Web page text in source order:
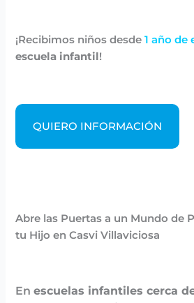
¡Recibimos niños desde1 año de
escuela infantil!
QUIERO INFORMACIÓN
Abre las Puertas a un Mundo de
tu Hijo en Casvi Villaviciosa
Enescuelas infantiles cerca